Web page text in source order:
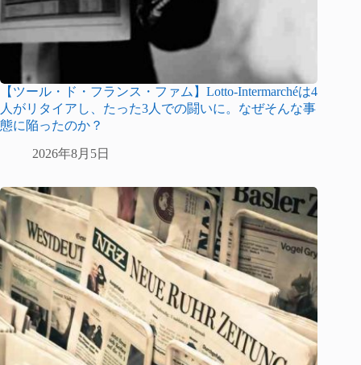
【ツール・ド・フランス・ファム】Lotto-Intermarchéは4
人がリタイアし、たった3人での闘いに。なぜそんな事
態に陥ったのか？
2026年8月5日